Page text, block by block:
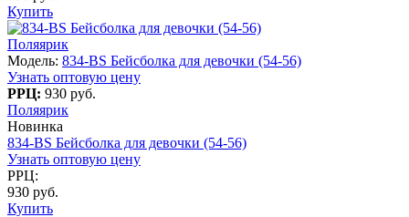
Купить
Поляярик
Модель: 834-BS Бейсболка для девочки (54-56)
Узнать оптовую цену
РРЦ: 930 руб.
Поляярик
Новинка
834-BS Бейсболка для девочки (54-56)
Узнать оптовую цену
РРЦ:
930 руб.
Купить